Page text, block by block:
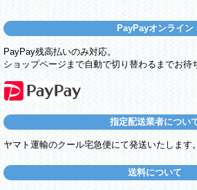
PayPayオンライン
PayPay残高払いのみ対応。
ショップページまで自動で切り替わるまでお待
指定配送業者につい
ヤマト運輸のクール宅急便にて発送いたします。
送料について